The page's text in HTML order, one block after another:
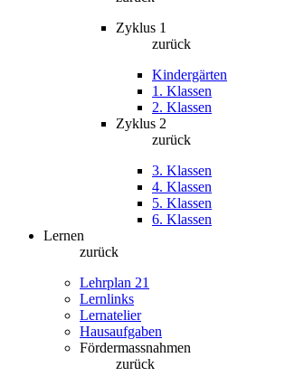
Zyklus 1
zurück
Kindergärten
1. Klassen
2. Klassen
Zyklus 2
zurück
3. Klassen
4. Klassen
5. Klassen
6. Klassen
Lernen
zurück
Lehrplan 21
Lernlinks
Lernatelier
Hausaufgaben
Fördermassnahmen
zurück